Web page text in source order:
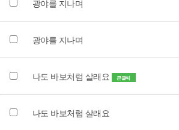
광야를 지나며
광야를 지나며
나도 바보처럼 살래요 큰글씨
나도 바보처럼 살래요